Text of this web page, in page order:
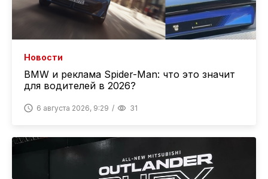
Новости
BMW и реклама Spider-Man: что это значит
для водителей в 2026?
6 августа 2026, 9:29 31